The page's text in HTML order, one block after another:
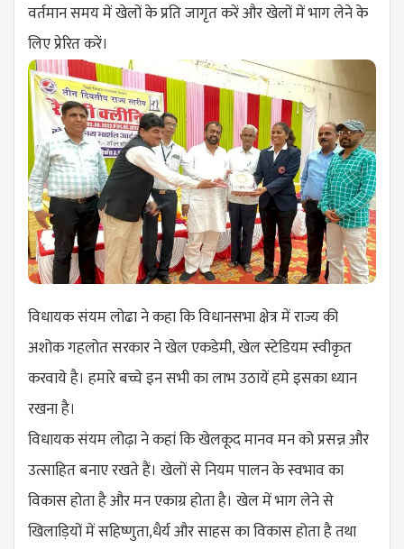
वर्तमान समय में खेलों के प्रति जागृत करें और खेलों में भाग लेने के
लिए प्रेरित करें।
विधायक संयम लोढा ने कहा कि विधानसभा क्षेत्र में राज्य की
अशोक गहलोत सरकार ने खेल एकडेमी, खेल स्टेडियम स्वीकृत
करवाये है। हमारे बच्चे इन सभी का लाभ उठायें हमे इसका ध्यान
रखना है।
विधायक संयम लोढ़ा ने कहां कि खेलकूद मानव मन को प्रसन्न और
उत्साहित बनाए रखते हैं। खेलों से नियम पालन के स्वभाव का
विकास होता है और मन एकाग्र होता है। खेल में भाग लेने से
खिलाड़ियों में सहिष्णुता,धैर्य और साहस का विकास होता है तथा